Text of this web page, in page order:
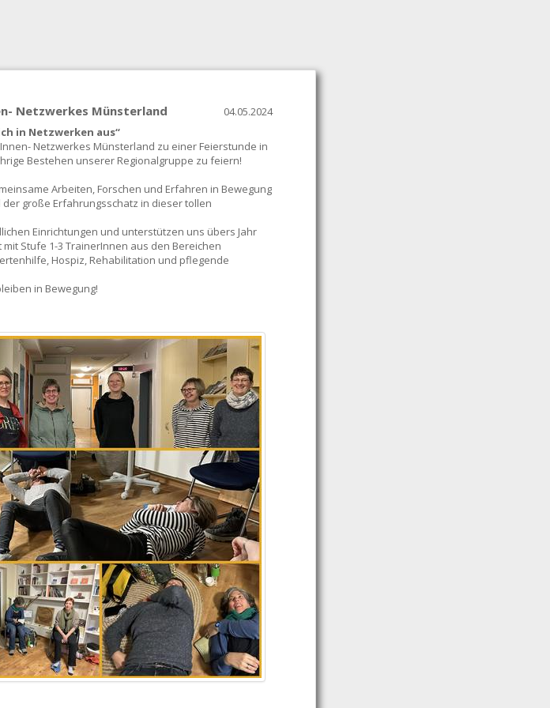
Netzwerkes Münsterland
in Netzwerken aus“
04.05.2024
Netzwerkes Münsterland zu einer Feierstunde in
Bestehen unserer Regionalgruppe zu feiern!
Arbeiten, Forschen und Erfahren in Bewegung
große Erfahrungsschatz in dieser tollen
Einrichtungen und unterstützen uns übers Jahr
Stufe 1-3 TrainerInnen aus den Bereichen
Hospiz, Rehabilitation und pflegende
in Bewegung!